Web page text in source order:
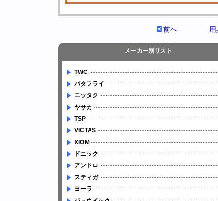
前へ
メーカー別リスト
TWC
バタフライ
ニッタク
ヤサカ
TSP
VICTAS
XIOM
ドニック
アンドロ
スティガ
ヨーラ